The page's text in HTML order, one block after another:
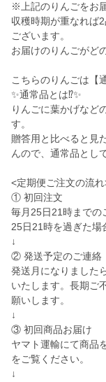
※上記のりんごをお
収穫時期が重なれば
ございます。
お届けのりんごがど
こちらのりんごは【
✨通常品とは⁉️✨
りんごに葉かげなど
す。
贈答用と比べると見
んので、通常品とし
<定期便ご注文の流
① 初回注文
毎月25日21時までの
25日21時を過ぎた場
↓
② 発送予定のご連絡
発送月になりました
いたします。長期ご
願いします。
↓
③ 初回商品お届け
ヤマト運輸にて商品
をご覧ください。
↓